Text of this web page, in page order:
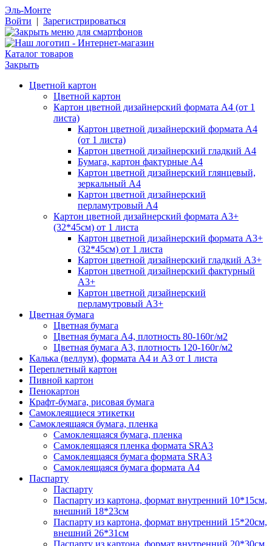
Эль-Монте
Войти | Зарегистрироваться
Каталог товаров
Закрыть
Цветной картон
Цветной картон
Картон цветной дизайнерский формата А4 (от 1
листа)
Картон цветной дизайнерский формата А4
(от 1 листа)
Картон цветной дизайнерский гладкий А4
Бумага, картон фактурные А4
Картон цветной дизайнерский глянцевый,
зеркальный А4
Картон цветной дизайнерский
перламутровый А4
Картон цветной дизайнерский формата А3+
(32*45см) от 1 листа
Картон цветной дизайнерский формата А3+
(32*45см) от 1 листа
Картон цветной дизайнерский гладкий А3+
Картон цветной дизайнерский фактурный
А3+
Картон цветной дизайнерский
перламутровый А3+
Цветная бумага
Цветная бумага
Цветная бумага А4, плотность 80-160г/м2
Цветная бумага А3, плотность 120-160г/м2
Калька (веллум), формата А4 и А3 от 1 листа
Переплетный картон
Пивной картон
Пенокартон
Крафт-бумага, рисовая бумага
Самоклеящиеся этикетки
Самоклеящаяся бумага, пленка
Самоклеящаяся бумага, пленка
Самоклеящаяся пленка формата SRА3
Самоклеящаяся бумага формата SRА3
Самоклеящаяся бумага формата А4
Паспарту
Паспарту
Паспарту из картона, формат внутренний 10*15см,
внешний 18*23см
Паспарту из картона, формат внутренний 15*20см,
внешний 26*31см
Паспарту из картона, формат внутренний 20*30см,